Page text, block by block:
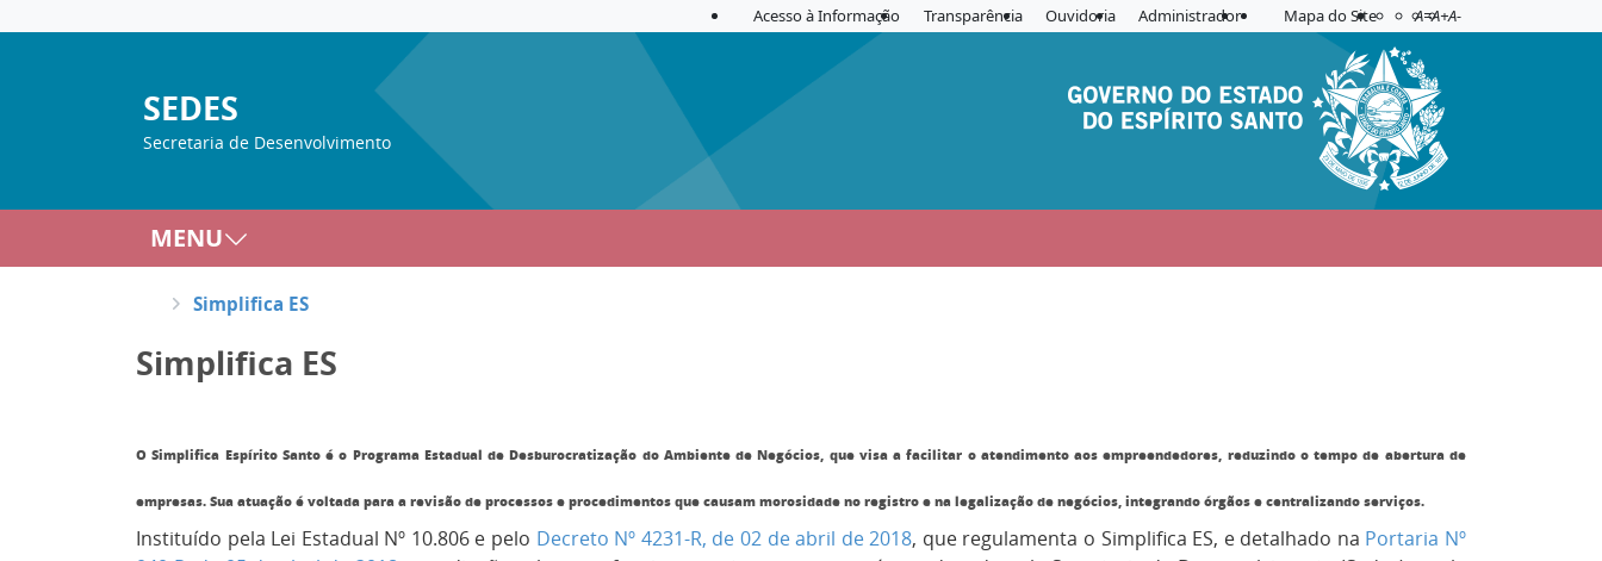
Acesso à Informação Transparência Ouvidoria Administrador Mapa do Site Acessibilidade
Aplicar contraste
A=A+A-
SEDES
Secretaria de Desenvolvimento
MENU
Simplifica ES
Simplifica ES
O Simplifica Espírito Santo é o Programa Estadual de Desburocratização do Ambiente de Negócios, que visa a facilitar o atendimento aos empreendedores, reduzindo o tempo de abertura de
empresas. Sua atuação é voltada para a revisão de processos e procedimentos que causam morosidade no registro e na legalização de negócios, integrando órgãos e centralizando serviços.
Instituído pela Lei Estadual Nº 10.806 e pelo Decreto Nº 4231-R, de 02 de abril de 2018, que regulamenta o Simplifica ES, e detalhado na Portaria Nº